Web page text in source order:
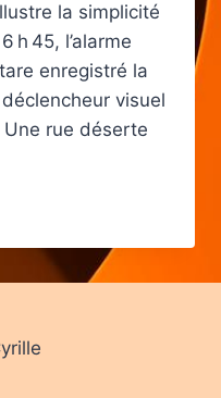
la simplicité
h 45, l’alarme
enregistré la
visuel
rue déserte